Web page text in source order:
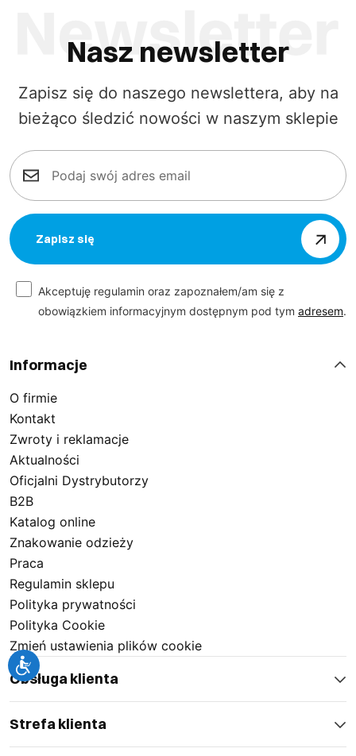
Nasz newsletter
Zapisz się do naszego newslettera, aby na
bieżąco śledzić nowości w naszym sklepie
Zapisz się
Akceptuję regulamin oraz zapoznałem/am się z
obowiązkiem informacyjnym dostępnym pod tym adresem.
Informacje
O firmie
Kontakt
Zwroty i reklamacje
Aktualności
Oficjalni Dystrybutorzy
B2B
Katalog online
Znakowanie odzieży
Praca
Regulamin sklepu
Polityka prywatności
Polityka Cookie
Zmień ustawienia plików cookie
Obsługa klienta
Strefa klienta